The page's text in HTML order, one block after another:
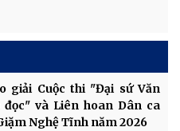
giải Cuộc thi "Đại sứ Văn
đọc" và Liên hoan Dân ca
Nghệ Tĩnh năm 2026